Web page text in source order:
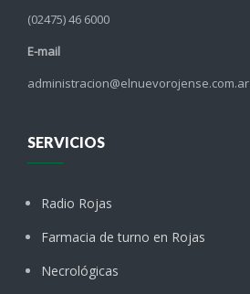
(02475) 46 6000
E-mail
administracion@elnuevorojense.com.ar
SERVICIOS
Radio Rojas
Farmacia de turno en Rojas
Necrológicas